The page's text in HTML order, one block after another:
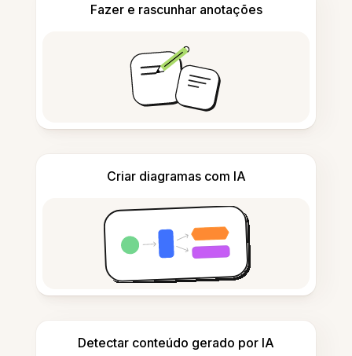
Fazer e rascunhar anotações
Criar diagramas com IA
Detectar conteúdo gerado por IA